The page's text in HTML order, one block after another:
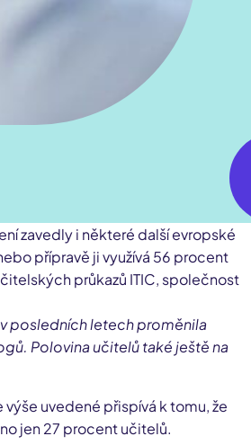
zavedly i některé další evropské
přípravě ji využívá 56 procent
průkazů ITIC, společnost
posledních letech proměnila
Polovina učitelů také ještě na
výše uvedené přispívá k tomu, že
jen 27 procent učitelů.